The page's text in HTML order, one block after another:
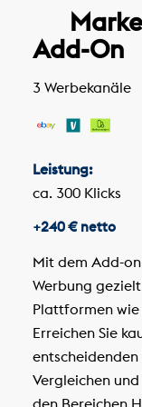
Add-On
3 Werbekanäle
Leistung:
ca. 300 Klicks
+240 € netto
Mit dem Add-
Werbung
Plattformen wie
Erreichen Sie
Vergleichen
den Bereichen